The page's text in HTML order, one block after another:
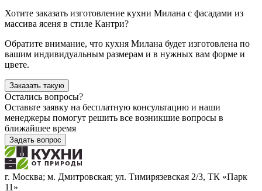
Хотите заказать изготовление кухни Милана с фасадами из
массива ясеня в стиле Кантри?
Обратите внимание, что кухня Милана будет изготовлена по
вашим индивидуальным размерам и в нужных вам форме и
цвете.
Заказать такую
Остались вопросы?
Оставьте заявку на бесплатную консультацию и наши
менеджеры помогут решить все возникшие вопросы в
ближайшее время
Задать вопрос
г. Москва; м. Дмитровская; ул. Тимирязевская 2/3, ТК «Парк
11»